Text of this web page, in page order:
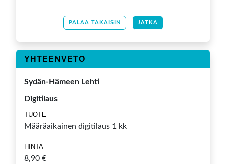
PALAA TAKAISIN JATKA
YHTEENVETO
Sydän-Hämeen Lehti
Digitilaus
TUOTE
Määräaikainen digitilaus 1 kk
HINTA
8,90 €